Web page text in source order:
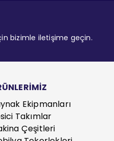
bizimle iletişime geçin.
Ekipmanları
Takımlar
Çeşitleri